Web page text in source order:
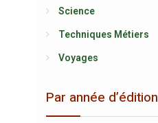
Science
Techniques Métiers
Voyages
Par année d’édition